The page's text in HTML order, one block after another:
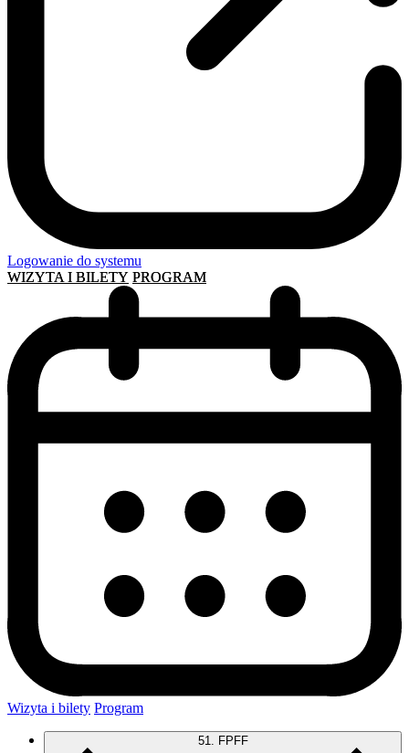
Logowanie do systemu
WIZYTA I BILETY PROGRAM
Wizyta i bilety Program
51. FPFF